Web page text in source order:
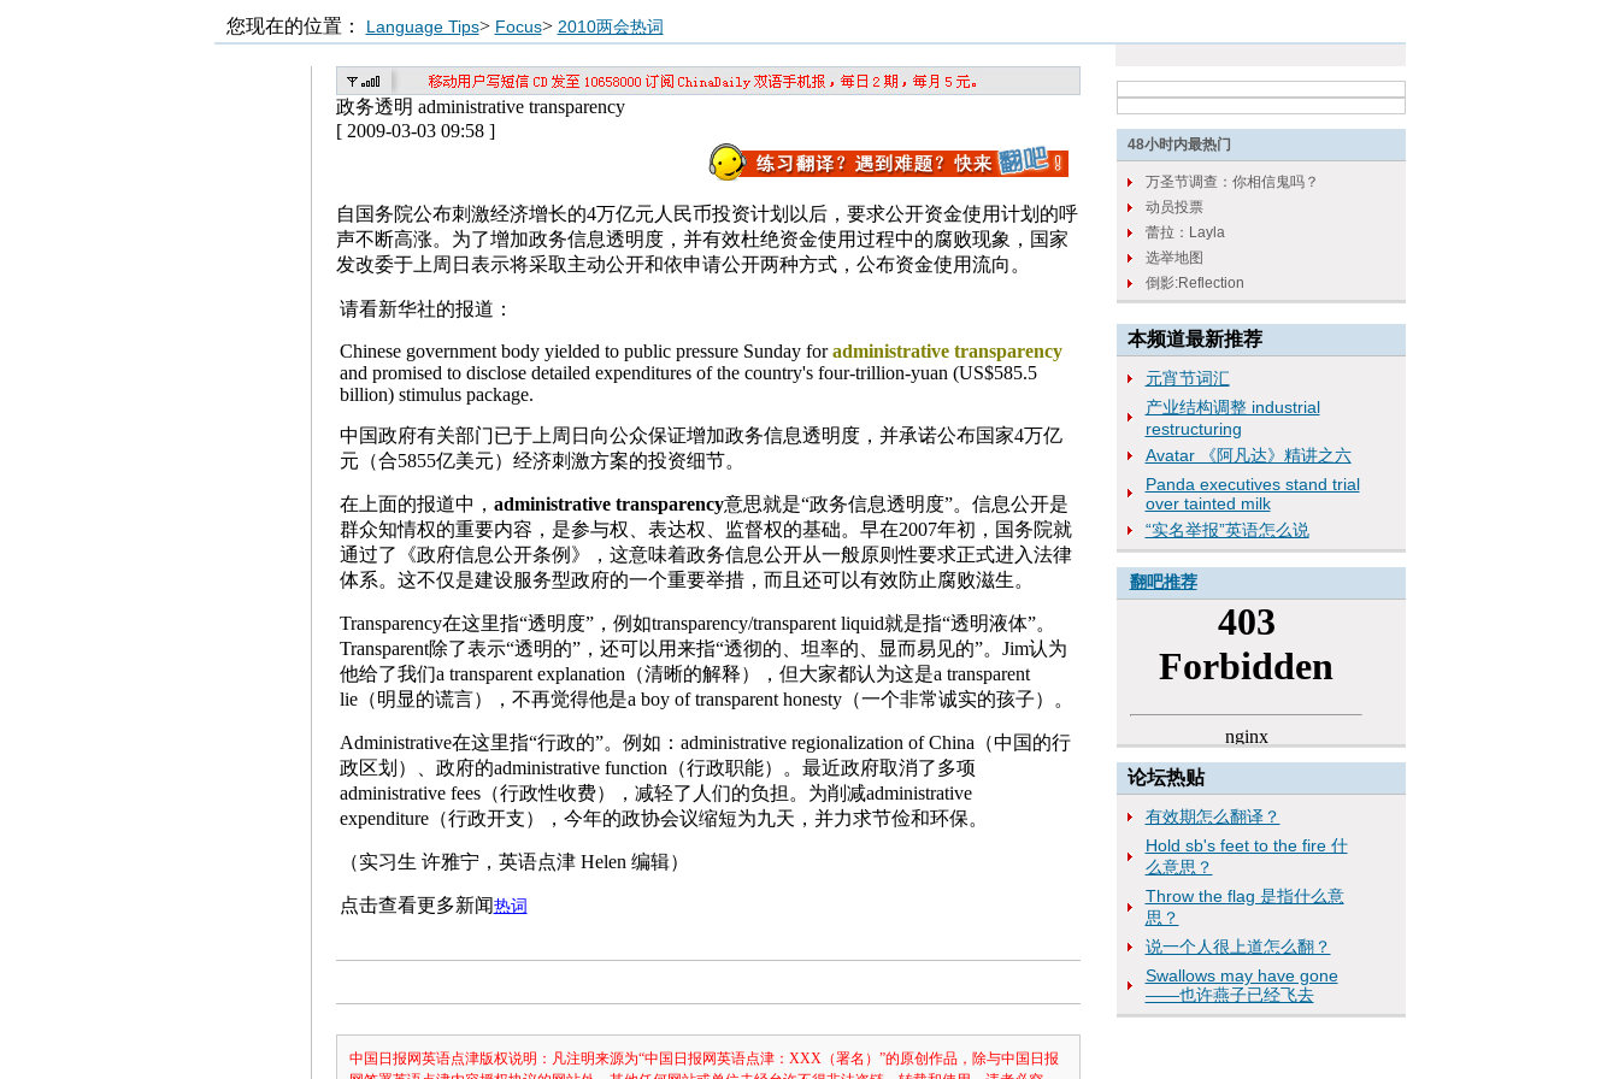
您现在的位置： Language Tips> Focus> 2010两会热词
政务透明 administrative transparency
[ 2009-03-03 09:58 ]
自国务院公布刺激经济增长的4万亿元人民币投资计划以后，要求公开资金使用计划的呼
声不断高涨。为了增加政务信息透明度，并有效杜绝资金使用过程中的腐败现象，国家
发改委于上周日表示将采取主动公开和依申请公开两种方式，公布资金使用流向。
请看新华社的报道：
Chinese government body yielded to public pressure Sunday foradministrative transparency
and promised to disclose detailed expenditures of the country's four-trillion-yuan (US$585.5
billion) stimulus package.
中国政府有关部门已于上周日向公众保证增加政务信息透明度，并承诺公布国家4万亿
元（合5855亿美元）经济刺激方案的投资细节。
在上面的报道中， administrative transparency意思就是“政务信息透明度”。信息公开是
群众知情权的重要内容，是参与权、表达权、监督权的基础。早在2007年初，国务院就
通过了《政府信息公开条例》，这意味着政务信息公开从一般原则性要求正式进入法律
体系。这不仅是建设服务型政府的一个重要举措，而且还可以有效防止腐败滋生。
Transparency在这里指“透明度”，例如transparency/transparent liquid就是指“透明液体”。
Transparent除了表示“透明的”，还可以用来指“透彻的、坦率的、显而易见的”。Jim认为
他给了我们a transparent explanation（清晰的解释），但大家都认为这是a transparent
lie（明显的谎言），不再觉得他是a boy of transparent honesty（一个非常诚实的孩子）。
Administrative在这里指“行政的”。例如：administrative regionalization of China（中国的行
政区划）、政府的administrative function（行政职能）。最近政府取消了多项
administrative fees（行政性收费），减轻了人们的负担。为削减administrative
expenditure（行政开支），今年的政协会议缩短为九天，并力求节俭和环保。
（实习生 许雅宁，英语点津 Helen 编辑）
点击查看更多新闻热词
中国日报网英语点津版权说明：凡注明来源为“中国日报网英语点津：XXX（署名）”的原创作品，除与中国日报
本频道最新推荐
元宵节词汇
产业结构调整 industrial
restructuring
Avatar 《阿凡达》精讲之六
Panda executives stand trial
over tainted milk
“实名举报”英语怎么说
翻吧推荐
论坛热贴
有效期怎么翻译？
Hold sb's feet to the fire 什
么意思？
Throw the flag 是指什么意
思？
说一个人很上道怎么翻？
Swallows may have gone
——也许燕子已经飞去